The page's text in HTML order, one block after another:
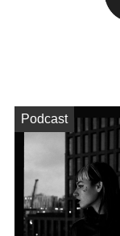
Podcast